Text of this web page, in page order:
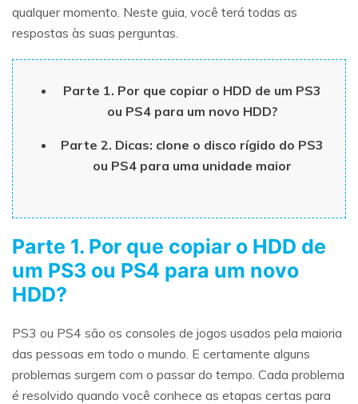
qualquer momento. Neste guia, você terá todas as
respostas às suas perguntas.
Parte 1. Por que copiar o HDD de um PS3
ou PS4 para um novo HDD?
Parte 2. Dicas: clone o disco rígido do PS3
ou PS4 para uma unidade maior
Parte 1. Por que copiar o HDD de
um PS3 ou PS4 para um novo
HDD?
PS3 ou PS4 são os consoles de jogos usados pela maioria
das pessoas em todo o mundo. E certamente alguns
problemas surgem com o passar do tempo. Cada problema
é resolvido quando você conhece as etapas certas para